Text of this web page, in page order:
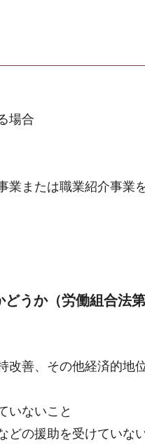
場合
業または職業紹介事業
うか（労働組合法第
善、その他経済的地
いないこと
どの援助を受けていな